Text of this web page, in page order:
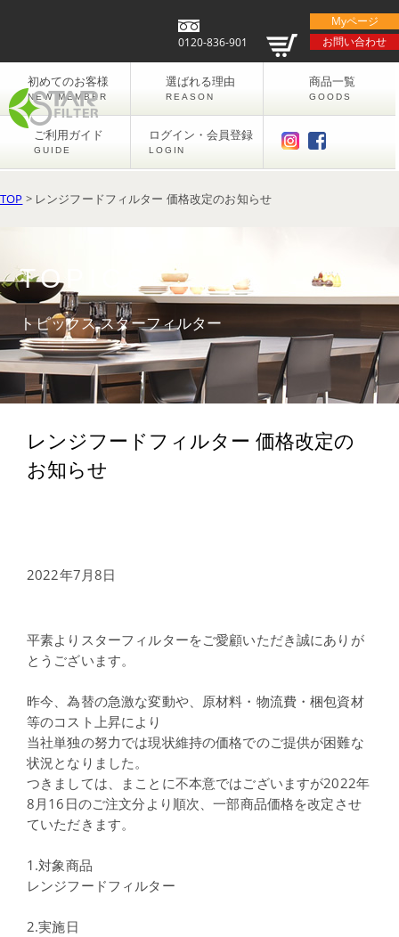
0120-836-901
Myページ
お問い合わせ
初めてのお客様
NEW MEMBER
選ばれる理由
REASON
商品一覧
GOODS
ご利用ガイド
GUIDE
ログイン・会員登録
LOGIN
TOP > レンジフードフィルター 価格改定のお知らせ
TOPICS
トピックス スターフィルター
レンジフードフィルター 価格改定の
お知らせ
2022年7月8日
平素よりスターフィルターをご愛顧いただき誠にありが
とうございます。
昨今、為替の急激な変動や、原材料・物流費・梱包資材
等のコスト上昇により
当社単独の努力では現状維持の価格でのご提供が困難な
状況となりました。
つきましては、まことに不本意ではございますが2022年
8月16日のご注文分より順次、一部商品価格を改定させ
ていただきます。
1.対象商品
レンジフードフィルター
2.実施日